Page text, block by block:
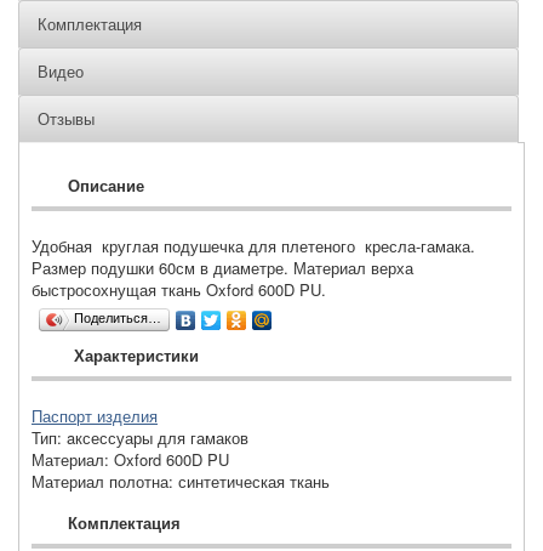
Комплектация
Видео
Отзывы
Описание
Удобная круглая подушечка для плетеного кресла-гамака.
Размер подушки 60см в диаметре. Материал верха
быстросохнущая ткань Oxford 600D PU.
Поделиться…
Характеристики
Паспорт изделия
Тип: aксессуары для гамаков
Материал: Oxford 600D PU
Материал полотна: синтетическая ткань
Комплектация